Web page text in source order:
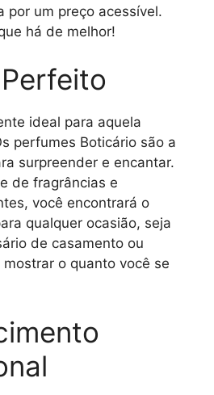
por um preço acessível.
há de melhor!
ideal para aquela
perfumes Boticário são a
surpreender e encantar.
de fragrâncias e
você encontrará o
qualquer ocasião, seja
de casamento ou
o quanto você se